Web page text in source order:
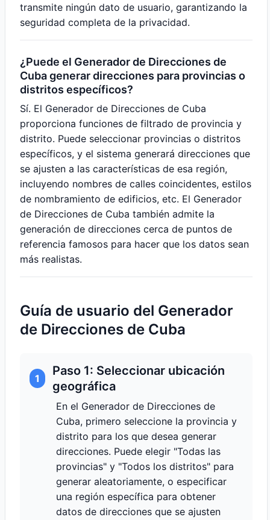
transmite ningún dato de usuario, garantizando la
seguridad completa de la privacidad.
¿Puede el Generador de Direcciones de
Cuba generar direcciones para provincias o
distritos específicos?
Sí. El Generador de Direcciones de Cuba
proporciona funciones de filtrado de provincia y
distrito. Puede seleccionar provincias o distritos
específicos, y el sistema generará direcciones que
se ajusten a las características de esa región,
incluyendo nombres de calles coincidentes, estilos
de nombramiento de edificios, etc. El Generador
de Direcciones de Cuba también admite la
generación de direcciones cerca de puntos de
referencia famosos para hacer que los datos sean
más realistas.
Guía de usuario del Generador
de Direcciones de Cuba
1
Paso 1: Seleccionar ubicación
geográfica
En el Generador de Direcciones de
Cuba, primero seleccione la provincia y
distrito para los que desea generar
direcciones. Puede elegir "Todas las
provincias" y "Todos los distritos" para
generar aleatoriamente, o especificar
una región específica para obtener
datos de direcciones que se ajusten